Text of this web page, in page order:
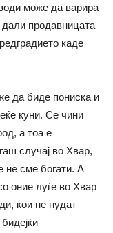
може да варира
дали продавницата
каде
да биде пониска и
куни. Се чини
а тоа е
случај во Хвар,
не сме богати. А
оние луѓе во Хвар
кои не нудат